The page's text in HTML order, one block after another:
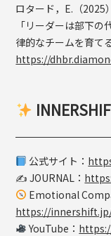
ロタード，E.（2025）
「リーダーは部下
律的なチームを育て
https://
公式サイト：
✍️ JOURNAL：
Emotional
https://
YouTube：